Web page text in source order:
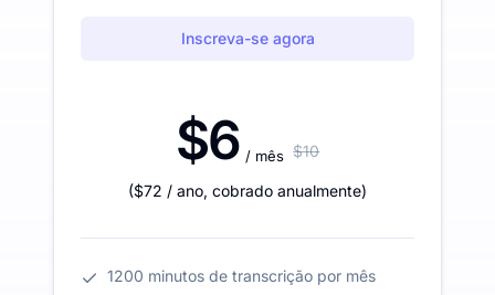
Inscreva-se agora
$6 / mês $10
($72 / ano, cobrado anualmente)
1200 minutos de transcrição por mês